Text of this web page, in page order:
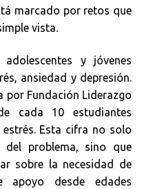
marcado por retos que
vista.
y jóvenes
ansiedad y depresión.
por Fundación Liderazgo
cada 10 estudiantes
Esta cifra no solo
problema, sino que
sobre la necesidad de
apoyo desde edades